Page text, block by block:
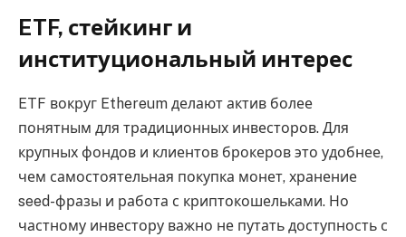
ETF, стейкинг и
институциональный интерес
ETF вокруг Ethereum делают актив более
понятным для традиционных инвесторов. Для
крупных фондов и клиентов брокеров это удобнее,
чем самостоятельная покупка монет, хранение
seed-фразы и работа с криптокошельками. Но
частному инвестору важно не путать доступность с